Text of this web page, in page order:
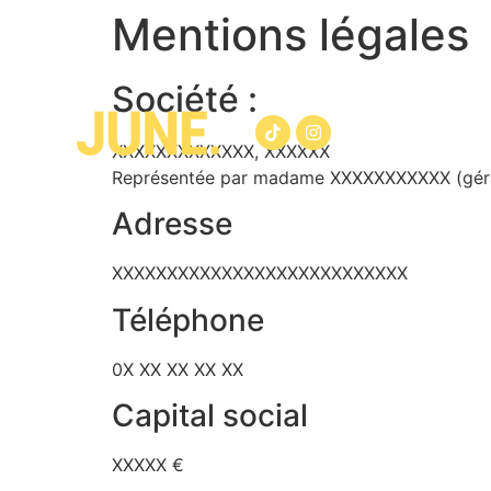
Mentions légales
Société :
XXXXXXXXXXXXX, XXXXXX
Représentée par madame XXXXXXXXXXX
Adresse
XXXXXXXXXXXXXXXXXXXXXXXXXXX
Téléphone
0X XX XX XX XX
Capital social
XXXXX €